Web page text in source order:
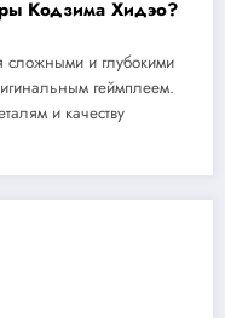
Кодзима Хидэо?
сложными и глубокими
геймплеем.
и качеству